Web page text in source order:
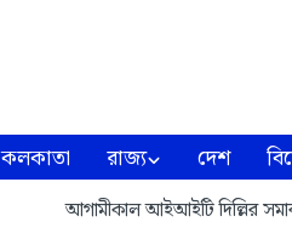
কলকাতা রাজ্য দেশ
আগামীকাল আইআইটি দিল্লির